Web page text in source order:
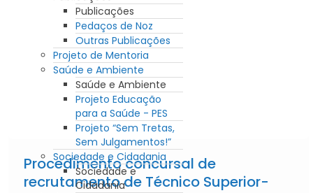
Publicações
Pedaços de Noz
Outras Publicações
Projeto de Mentoria
Saúde e Ambiente
Saúde e Ambiente
Projeto Educação
para a Saúde - PES
Projeto “Sem Tretas,
Sem Julgamentos!”
Sociedade e Cidadania
Sociedade e
Cidadania
Procedimento concursal de
recrutamento de Técnico Superior-